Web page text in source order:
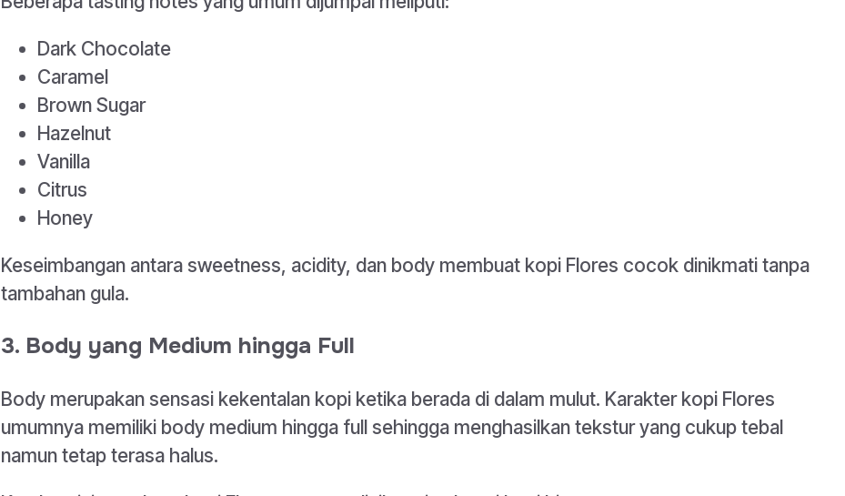
Dark Chocolate
Caramel
Brown Sugar
Hazelnut
Vanilla
Citrus
Honey
Keseimbangan antara sweetness, acidity, dan body membuat kopi Flores cocok dinikmati tanpa
tambahan gula.
3. Body yang Medium hingga Full
Body merupakan sensasi kekentalan kopi ketika berada di dalam mulut. Karakter kopi Flores
umumnya memiliki body medium hingga full sehingga menghasilkan tekstur yang cukup tebal
namun tetap terasa halus.